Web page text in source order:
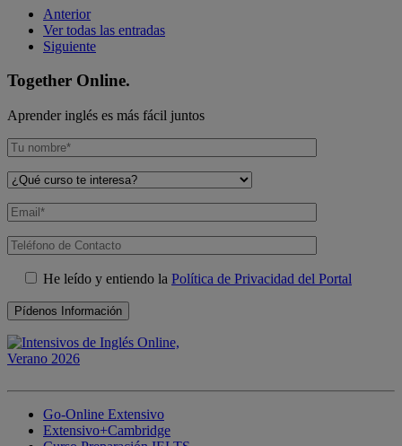
Anterior
Ver todas las entradas
Siguiente
Together Online.
Aprender inglés es más fácil juntos
He leído y entiendo la Política de Privacidad del Portal
Go-Online Extensivo
Extensivo+Cambridge